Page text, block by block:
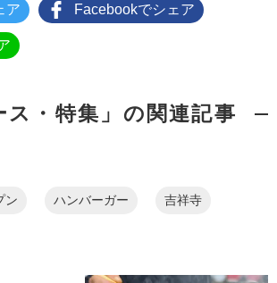
ア Facebookでシェア
ス・特集」の関連記事
ン ハンバーガー 吉祥寺